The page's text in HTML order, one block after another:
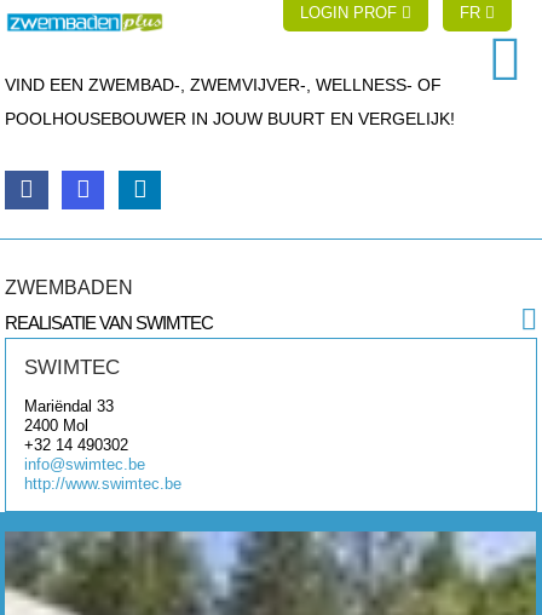
LOGIN PROF FR
VIND EEN ZWEMBAD-, ZWEMVIJVER-, WELLNESS- OF
POOLHOUSEBOUWER IN JOUW BUURT EN VERGELIJK!
ZWEMBADEN
REALISATIE VAN SWIMTEC
SWIMTEC
Mariëndal 33
2400 Mol
+32 14 490302
info@swimtec.be
http://www.swimtec.be